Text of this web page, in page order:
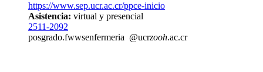
https://www.sep.ucr.ac.cr/ppce-inicio
Asistencia: virtual y presencial
2511-2092
posgrado.fwwsenfermeria @ucrzooh.ac.cr